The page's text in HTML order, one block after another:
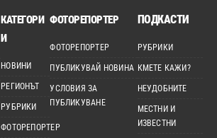
КАТЕГОРИ
И
НОВИНИ
РЕГИОНЪТ
РУБРИКИ
ФОТОРЕПОРТЕР
ФОТОРЕПОРТЕР
ФОТОРЕПОРТЕР
ПУБЛИКУВАЙ НОВИНА
УСЛОВИЯ ЗА
ПУБЛИКУВАНЕ
ПОДКАСТИ
РУБРИКИ
КМЕТЕ КАЖИ?
НЕУДОБНИТЕ
МЕСТНИ И
ИЗВЕСТНИ